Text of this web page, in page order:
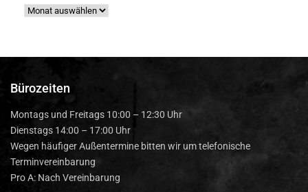
Bürozeiten
Montags und Freitags 10:00 – 12:30 Uhr
Dienstags 14:00 – 17:00 Uhr
Wegen häufiger Außentermine bitten wir um telefonische
Terminvereinbarung
Pro A: Nach Vereinbarung